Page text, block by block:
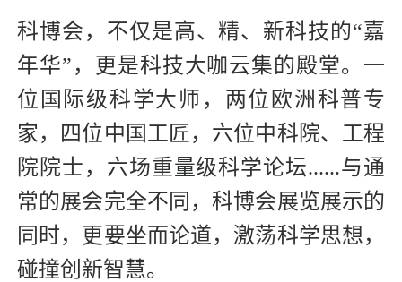
科博会，不仅是高、精、新科技的“嘉
年华”，更是科技大咖云集的殿堂。一
位国际级科学大师，两位欧洲科普专
家，四位中国工匠，六位中科院、工程
院院士，六场重量级科学论坛......与通
常的展会完全不同，科博会展览展示的
同时，更要坐而论道，激荡科学思想，
碰撞创新智慧。